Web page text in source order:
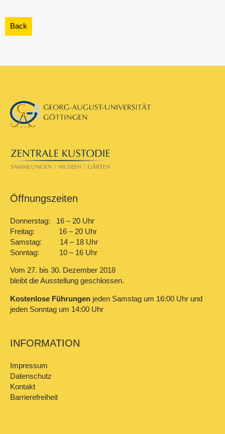
Öffnungszeiten
Donnerstag: 16 – 20 Uhr
Freitag: 16 – 20 Uhr
Samstag: 14 – 18 Uhr
Sonntag: 10 – 16 Uhr
Vom 27. bis 30. Dezember 2018
bleibt die Ausstellung geschlossen.
Kostenlose Führungen jeden Samstag um 16:00 Uhr und
jeden Sonntag um 14:00 Uhr
INFORMATION
Impressum
Datenschutz
Kontakt
Barrierefreiheit